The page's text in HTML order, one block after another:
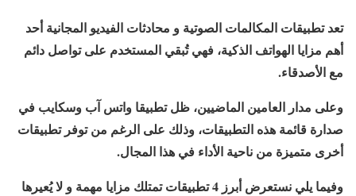
تعد تطبيقات المكالمات الصوتية و محادثات الفيديو المجانية أحد
أهم مزايا الهواتف الذكية، فهي تُبقي المستخدم على تواصل دائم
مع الأصدقاء.
وعلى مدار العامين الماضيين، ظل تطبيقا واتس آب وسكايب في
صدارة قائمة هذه التطبيقات، وذلك على الرغم من توفر تطبيقات
أخرى متميزة من ناحية الأداء في هذا المجال.
وفيما يلي نستعرض أبرز 4 تطبيقات تمتلك مزايا مهمة و لا يُعيرها